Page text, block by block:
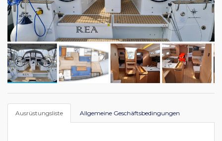
Ausrüstungsliste Allgemeine Geschäftsbedingungen